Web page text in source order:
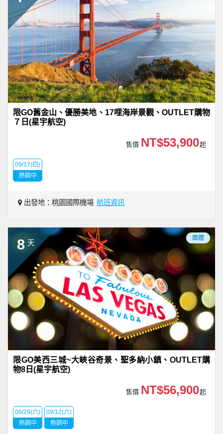
限GO舊金山、優勝美地、17哩海岸景觀、OUTLET購物
７日(星宇航空)
售價 NT$53,900起
09/17(四)
熱銷中
出發地：桃園國際機場 航班資訊
8 天
團體
限GO美西三城~大峽谷奇景、聖多納小鎮、OUTLET購
物8日(星宇航空)
售價 NT$56,900起
08/29(六)
熱銷中
09/12(六)
熱銷中